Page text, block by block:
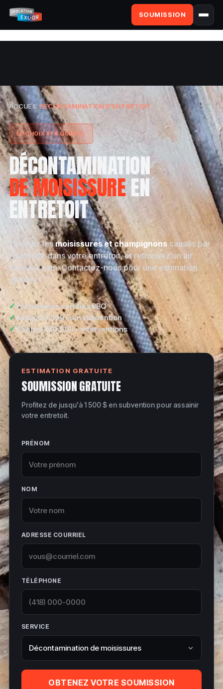
SOUMISSION
ACCUEIL›DÉCONTAMINATION D'ENTRETOIT
LE CHOIX #1 À QUÉBEC
DÉCONTAMINATION
DE MOISISSUREEN
ENTRETOIT
Éliminez lesmoisissures et champignonscausés par
l'humidité dans votre entretoit, et retrouvez un air
intérieur sain. Contactez-nous pour une estimation
gratuite !
✓Techniciens certifiés RBQ
✓Jusqu'à 1 500 $ en subvention
✓25 ans • 150 000+ interventions
ESTIMATION GRATUITE
SOUMISSION GRATUITE
Profitez de jusqu'à 1 500 $ en subvention pour assainir
votre entretoit.
PRÉNOM
NOM
ADRESSE COURRIEL
TÉLÉPHONE
SERVICE
OBTENEZ VOTRE SOUMISSION